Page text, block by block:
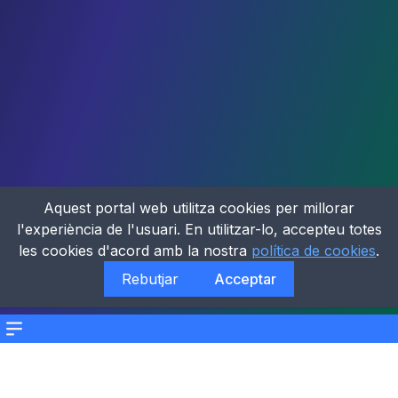
Menu
Aquest portal web utilitza cookies per millorar
l'experiència de l'usuari. En utilitzar-lo, accepteu totes
les cookies d'acord amb la nostra política de cookies.
Rebutjar
Acceptar